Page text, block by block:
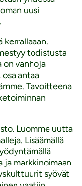
uusi
kerrallaaan.
todistusta
on vanhoja
antaa
Tavoitteena
Luomme uutta
Lisäämällä
ja markkinoimaan
syövät